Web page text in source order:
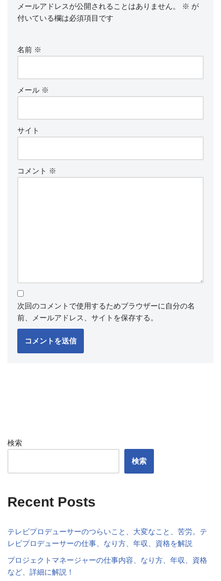
メールアドレスが公開されることはありません。 ※ が
付いている欄は必須項目です
名前 ※
メール ※
サイト
コメント ※
次回のコメントで使用するためブラウザーに自分の名
前、メールアドレス、サイトを保存する。
検索
検索
Recent Posts
テレビプロデューサーのつらいこと、大変なこと、苦労。テ
レビプロデューサーの仕事、なり方、年収、資格を解説
プロジェクトマネージャーの仕事内容、なり方、年収、資格
など、詳細に解説！